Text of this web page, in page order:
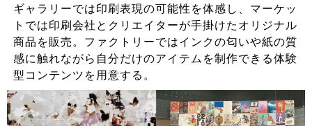
ギャラリーでは印刷表現の可能性を体感し、マーケッ
トでは印刷会社とクリエイターが手掛けたオリジナル
商品を販売。ファクトリーではインクの匂いや紙の質
感に触れながら自分だけのアイテムを制作できる体験
型コンテンツを用意する。